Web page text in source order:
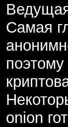
Самая
onion